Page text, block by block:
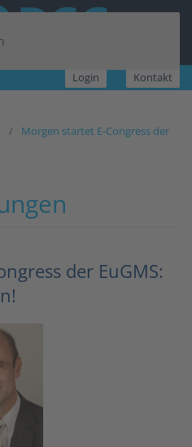
Login Kontakt
Morgen startet E-Congress der
der EuGMS: